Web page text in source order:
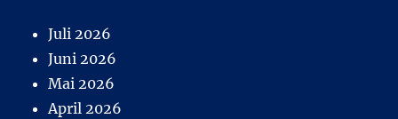
Juli 2026
Juni 2026
Mai 2026
April 2026